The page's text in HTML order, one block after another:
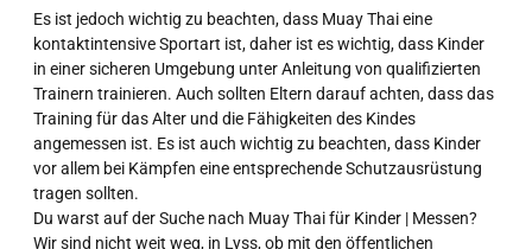
Es ist jedoch wichtig zu beachten, dass Muay Thai eine
kontaktintensive Sportart ist, daher ist es wichtig, dass Kinder
in einer sicheren Umgebung unter Anleitung von qualifizierten
Trainern trainieren. Auch sollten Eltern darauf achten, dass das
Training für das Alter und die Fähigkeiten des Kindes
angemessen ist. Es ist auch wichtig zu beachten, dass Kinder
vor allem bei Kämpfen eine entsprechende Schutzausrüstung
tragen sollten.
Du warst auf der Suche nach Muay Thai für Kinder | Messen?
Wir sind nicht weit weg, in Lyss, ob mit den öffentlichen